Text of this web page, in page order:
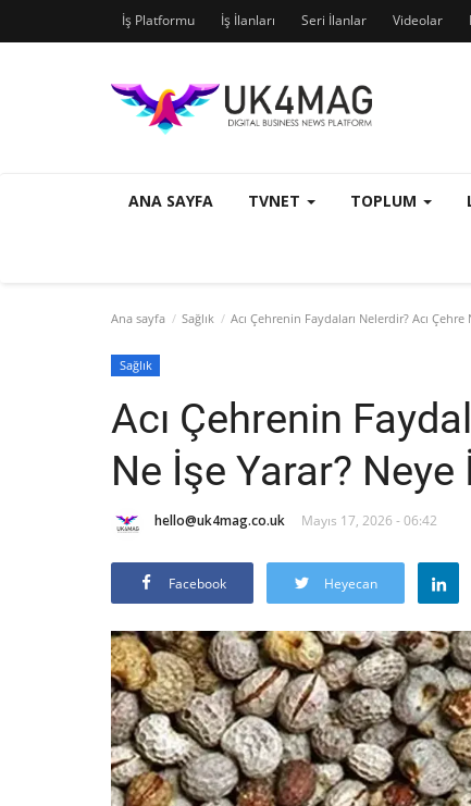
İş Platformu İş İlanları Seri İlanlar Videolar
ANA SAYFA TVNET TOPLUM
Ana sayfa Sağlık Acı Çehrenin Faydaları Nelerdir? Acı
Sağlık
Acı Çehrenin
Ne İşe Yarar? Neye
hello@uk4mag.co.uk Mayıs 17, 2026 - 06:42
Facebook Heyecan